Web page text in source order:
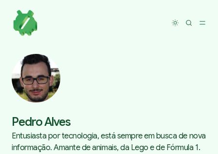
Toggle
Pedro Alves
Entusiasta por tecnologia, está sempre em busca de nova
informação. Amante de animais, da Lego e de Fórmula 1.